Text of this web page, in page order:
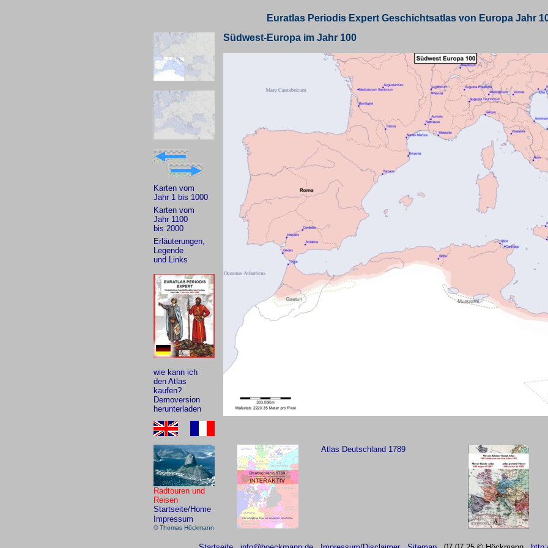
Euratlas Periodis Expert Geschichtsatlas von Europa Jahr
Karten vom
Jahr 1 bis 1000
Karten vom
Jahr 1100
bis 2000
Erläuterungen,
Legende
und Links
wie kann ich
den Atlas
kaufen?
Demoversion
herunterladen
Südwest-Europa im Jahr 100
Radtouren und
Reisen
Startseite/Home
Impressum
© Thomas Höckmann
Atlas Deutschland 1789